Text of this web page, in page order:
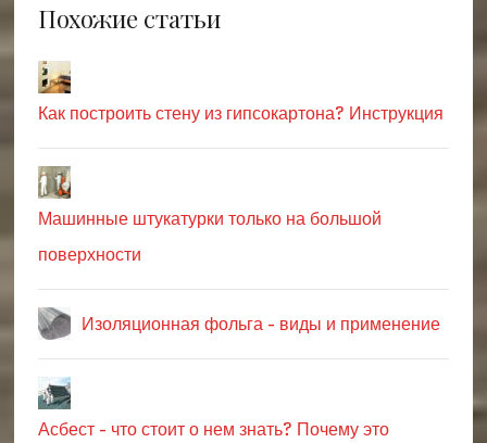
Похожие статьи
Как построить стену из гипсокартона? Инструкция
Машинные штукатурки только на большой
поверхности
Изоляционная фольга - виды и применение
Асбест - что стоит о нем знать? Почему это